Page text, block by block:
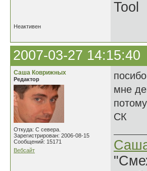
Tool
Неактивен
2007-03-27 14:15:40
Саша Коврижных
Редактор
Откуда: С севера.
Зарегистрирован: 2006-08-15
Сообщений: 15171
Вебсайт
мне
СК